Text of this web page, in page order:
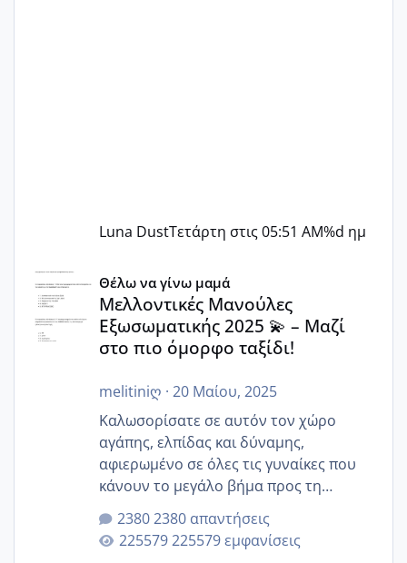
Luna DustΤετάρτη στις 05:51 AM%d ημ
Μελλοντικές Μανούλες Εξωσωματικής 2025 💫 – Μαζί
Θέλω να γίνω μαμά
Μελλοντικές Μανούλες
Εξωσωματικής 2025 💫 – Μαζί
στο πιο όμορφο ταξίδι!
melitiniღ · 20 Μαίου, 2025
Καλωσορίσατε σε αυτόν τον χώρο
αγάπης, ελπίδας και δύναμης,
αφιερωμένο σε όλες τις γυναίκες που
κάνουν το μεγάλο βήμα προς τη
μητρότητα μέσω εξωσωματικής το 2025.
Εδώ θα μοιραστούμε αγωνίες, χαρές,
εμπειρίες και κάθε μικρή ή μεγάλη
2380 απαντήσεις
225579 εμφανίσεις